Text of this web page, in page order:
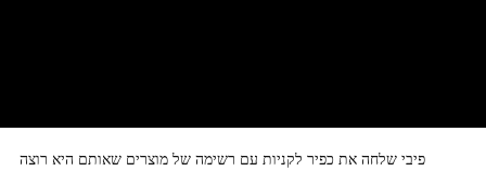
פיבי שלחה את כפיר לקניות עם רשימה של מוצרים שאותם היא רוצה